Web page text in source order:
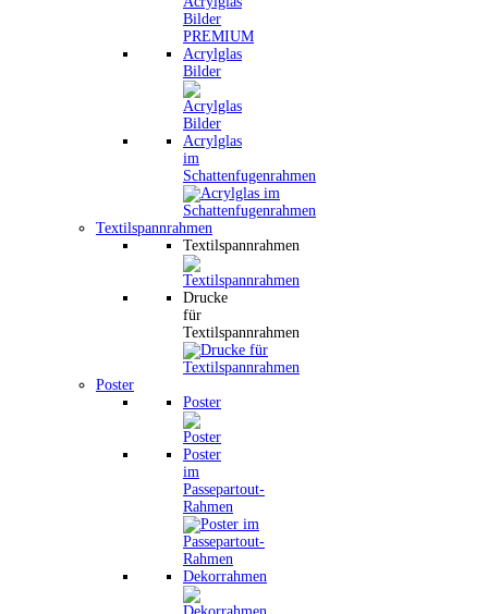
Acrylglas
Bilder
Acrylglas
im
Schattenfugenrahmen
Textilspannrahmen
Textilspannrahmen
Drucke
für
Textilspannrahmen
Poster
Poster
Poster
im
Passepartout-
Rahmen
Dekorrahmen